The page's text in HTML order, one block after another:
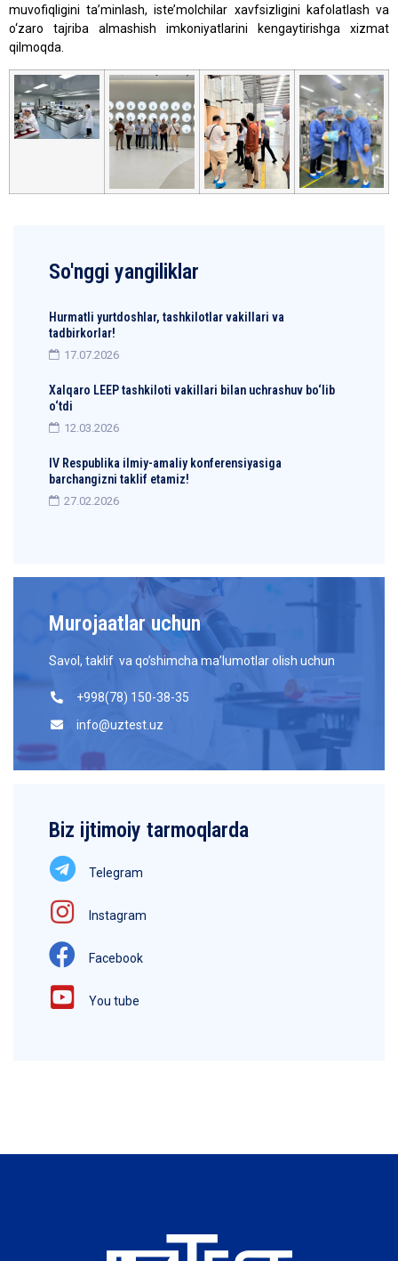
muvofiqligini ta’minlash, iste’molchilar xavfsizligini kafolatlash va
o‘zaro tajriba almashish imkoniyatlarini kengaytirishga xizmat
qilmoqda.
So'nggi yangiliklar
Hurmatli yurtdoshlar, tashkilotlar vakillari va
tadbirkorlar!
17.07.2026
Xalqaro LEEP tashkiloti vakillari bilan uchrashuv bo‘lib
o‘tdi
12.03.2026
IV Respublika ilmiy-amaliy konferensiyasiga
barchangizni taklif etamiz!
27.02.2026
Murojaatlar uchun
Savol, taklif va qo’shimcha ma’lumotlar olish uchun
+998(78) 150-38-35
info@uztest.uz
Biz ijtimoiy tarmoqlarda
Telegram
Instagram
Facebook
You tube